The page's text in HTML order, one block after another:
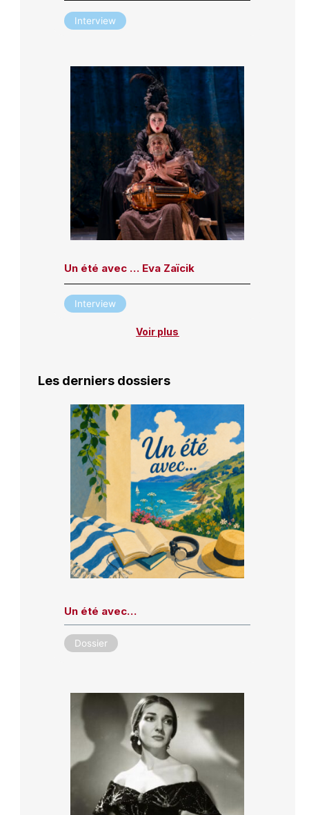
Interview
Un été avec … Eva Zaïcik
Interview
Voir plus
Les derniers dossiers
Un été avec…
Dossier